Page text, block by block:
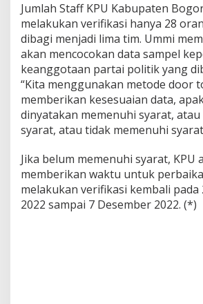
Jumlah Staff KPU Kabupaten
melakukan verifikasi hanya 28
dibagi menjadi lima tim. Ummi
akan mencocokan data sampel
keanggotaan partai politik yang
“Kita menggunakan metode door
memberikan kesesuaian data,
dinyatakan memenuhi syarat,
syarat, atau tidak memenuhi
Jika belum memenuhi syarat, KPU
memberikan waktu untuk
melakukan verifikasi kembali
2022 sampai 7 Desember 2022. (*)